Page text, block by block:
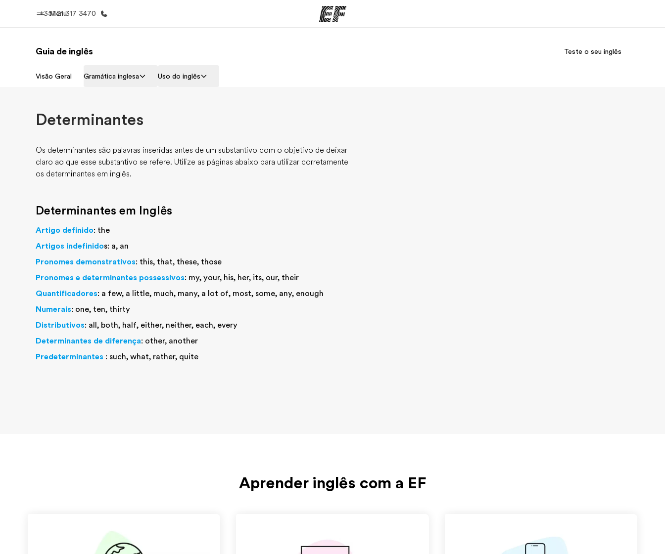
Menu
+351 21 317 3470
Início Programas
Guia de inglês Teste o seu inglês
Visão Geral Gramática inglesa Uso do inglês
Determinantes
Os determinantes são palavras inseridas antes de um substantivo com o objetivo de deixar
claro ao que esse substantivo se refere. Utilize as páginas abaixo para utilizar corretamente
os determinantes em inglês.
Determinantes em Inglês
Artigo definido: the
Artigos indefinidos: a, an
Pronomes demonstrativos: this, that, these, those
Pronomes e determinantes possessivos: my, your, his, her, its, our, their
Quantificadores: a few, a little, much, many, a lot of, most, some, any, enough
Numerais: one, ten, thirty
Distributivos: all, both, half, either, neither, each, every
Determinantes de diferença: other, another
Predeterminantes : such, what, rather, quite
Aprender inglês com a EF